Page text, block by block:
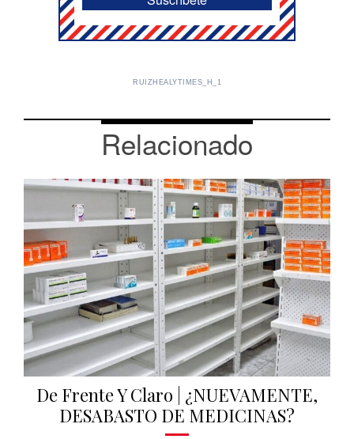
RUIZHEALYTIMES_H_1
Relacionado
De Frente Y Claro | ¿NUEVAMENTE,
DESABASTO DE MEDICINAS?